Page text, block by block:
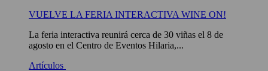
VUELVE LA FERIA INTERACTIVA WINE ON!
La feria interactiva reunirá cerca de 30 viñas el 8 de
agosto en el Centro de Eventos Hilaria,...
Artículos